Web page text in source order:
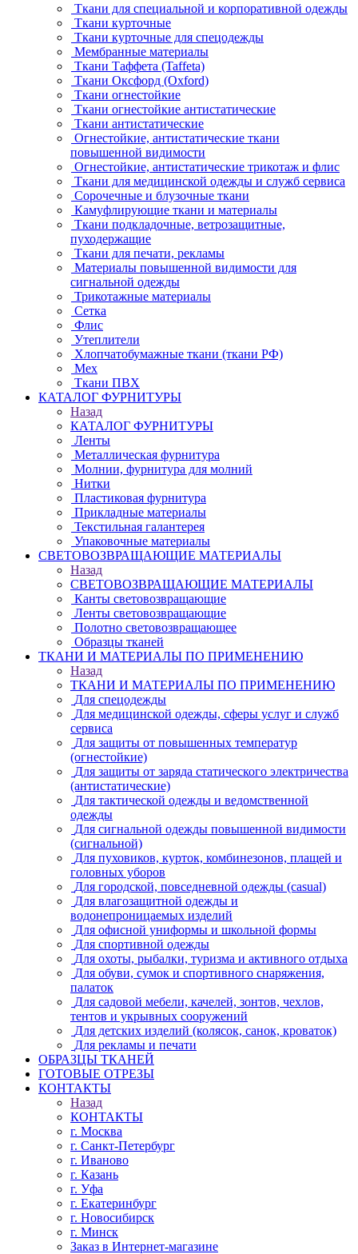
Ткани для специальной и корпоративной одежды
Ткани курточные
Ткани курточные для спецодежды
Мембранные материалы
Ткани Таффета (Taffeta)
Ткани Оксфорд (Oxford)
Ткани огнестойкие
Ткани огнестойкие антистатические
Ткани антистатические
Огнестойкие, антистатические ткани
повышенной видимости
Огнестойкие, антистатические трикотаж и флис
Ткани для медицинской одежды и служб сервиса
Сорочечные и блузочные ткани
Камуфлирующие ткани и материалы
Ткани подкладочные, ветрозащитные,
пуходержащие
Ткани для печати, рекламы
Материалы повышенной видимости для
сигнальной одежды
Трикотажные материалы
Сетка
Флис
Утеплители
Хлопчатобумажные ткани (ткани РФ)
Мех
Ткани ПВХ
КАТАЛОГ ФУРНИТУРЫ
Назад
КАТАЛОГ ФУРНИТУРЫ
Ленты
Металлическая фурнитура
Молнии, фурнитура для молний
Нитки
Пластиковая фурнитура
Прикладные материалы
Текстильная галантерея
Упаковочные материалы
СВЕТОВОЗВРАЩАЮЩИЕ МАТЕРИАЛЫ
Назад
СВЕТОВОЗВРАЩАЮЩИЕ МАТЕРИАЛЫ
Канты световозвращающие
Ленты световозвращающие
Полотно световозвращающее
Образцы тканей
ТКАНИ И МАТЕРИАЛЫ ПО ПРИМЕНЕНИЮ
Назад
ТКАНИ И МАТЕРИАЛЫ ПО ПРИМЕНЕНИЮ
Для спецодежды
Для медицинской одежды, сферы услуг и служб
сервиса
Для защиты от повышенных температур
(огнестойкие)
Для защиты от заряда статического электричества
(антистатические)
Для тактической одежды и ведомственной
одежды
Для сигнальной одежды повышенной видимости
(сигнальной)
Для пуховиков, курток, комбинезонов, плащей и
головных уборов
Для городской, повседневной одежды (casual)
Для влагозащитной одежды и
водонепроницаемых изделий
Для офисной униформы и школьной формы
Для спортивной одежды
Для охоты, рыбалки, туризма и активного отдыха
Для обуви, сумок и спортивного снаряжения,
палаток
Для садовой мебели, качелей, зонтов, чехлов,
тентов и укрывных сооружений
Для детских изделий (колясок, санок, кроваток)
Для рекламы и печати
ОБРАЗЦЫ ТКАНЕЙ
ГОТОВЫЕ ОТРЕЗЫ
КОНТАКТЫ
Назад
КОНТАКТЫ
г. Москва
г. Санкт-Петербург
г. Иваново
г. Казань
г. Уфа
г. Екатеринбург
г. Новосибирск
г. Минск
Заказ в Интернет-магазине